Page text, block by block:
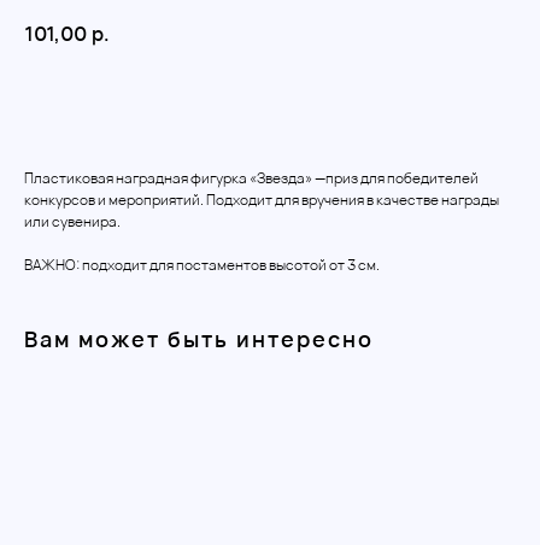
101,00 р.
Пластиковая наградная фигурка «Звезда» —приз для победителей
конкурсов и мероприятий. Подходит для вручения в качестве награды
или сувенира.
ВАЖНО: подходит для постаментов высотой от 3 см.
Вам может быть интересно